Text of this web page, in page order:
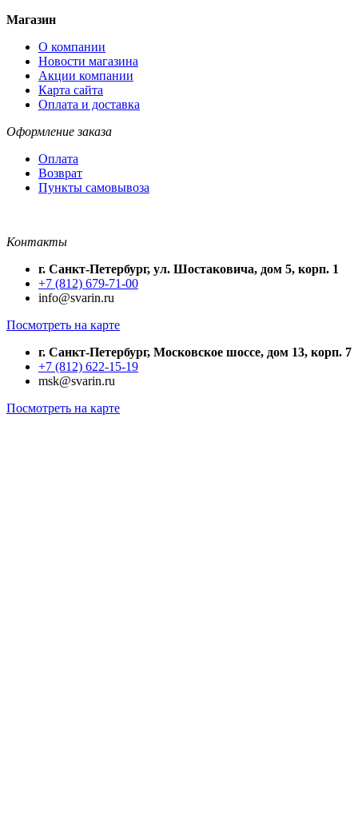
Магазин
О компании
Новости магазина
Акции компании
Карта сайта
Оплата и доставка
Оформление заказа
Оплата
Возврат
Пункты самовывоза
Контакты
г. Санкт-Петербург, ул. Шостаковича, дом 5, корп. 1
+7 (812) 679-71-00
info@svarin.ru
Посмотреть на карте
г. Санкт-Петербург, Московское шоссе, дом 13, корп. 7
+7 (812) 622-15-19
msk@svarin.ru
Посмотреть на карте